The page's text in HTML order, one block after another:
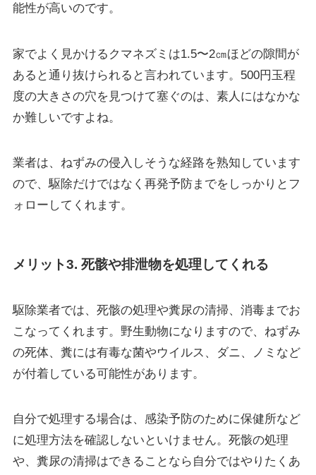
能性が高いのです。
家でよく見かけるクマネズミは1.5〜2㎝ほどの隙間が
あると通り抜けられる と言われています。500円玉程
度の大きさの穴を見つけて塞ぐのは、素人にはなかな
か難しいですよね。
業者は、ねずみの侵入しそうな経路を熟知しています
ので、駆除だけではなく 再発予防までをしっかりとフ
ォロー してくれます。
メリット3. 死骸や排泄物を処理してくれる
駆除業者では、 死骸の処理や糞尿の清掃、消毒までお
こなってくれます。野生動物になりますので、ねずみ
の死体、糞には有毒な菌やウイルス、ダニ、ノミなど
が付着している可能性があります。
自分で処理する場合は、感染予防のために保健所など
に処理方法を確認しないといけません。死骸の処理
や、糞尿の清掃はできることなら自分ではやりたくあ